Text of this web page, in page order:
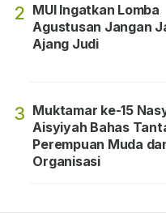
2 MUI Ingatkan Lomba
Agustusan Jangan
Ajang Judi
3 Muktamar ke-15
Aisyiyah Bahas
Perempuan Muda
Organisasi